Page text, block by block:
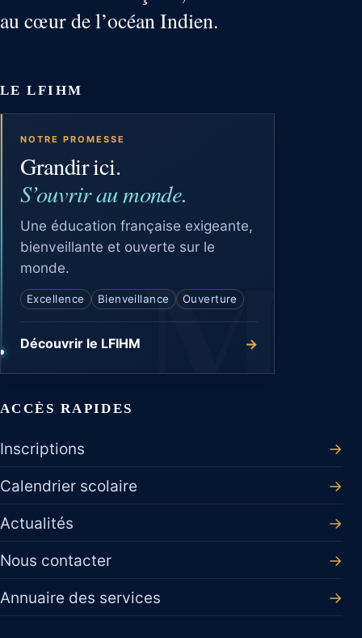
au cœur de l’océan Indien.
LE LFIHM
NOTRE PROMESSE
Grandir ici.
S’ouvrir au monde.
Une éducation française exigeante,
bienveillante et ouverte sur le
monde.
Excellence Bienveillance Ouverture
Découvrir le LFIHM →
ACCÈS RAPIDES
Inscriptions
→
Calendrier scolaire
→
Actualités
→
Nous contacter
→
Annuaire des services
→